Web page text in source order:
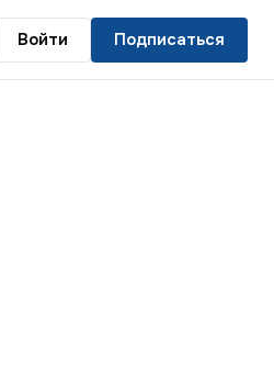
Войти Подписаться